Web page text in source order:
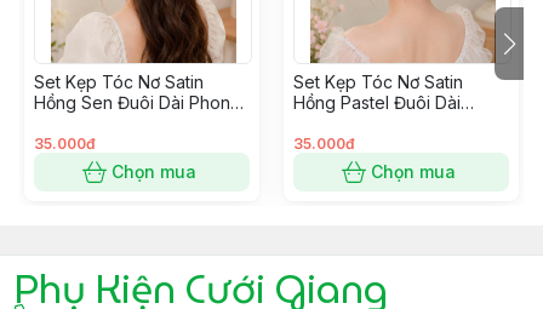
Set Kẹp Tóc Nơ Satin
Hồng Sen Đuôi Dài Phong
35.000đ
Chọn mua
Set Kẹp Tóc Nơ Satin
Hồng Pastel Đuôi Dài
35.000đ
Chọn mua
Phụ Kiện Cưới Giang